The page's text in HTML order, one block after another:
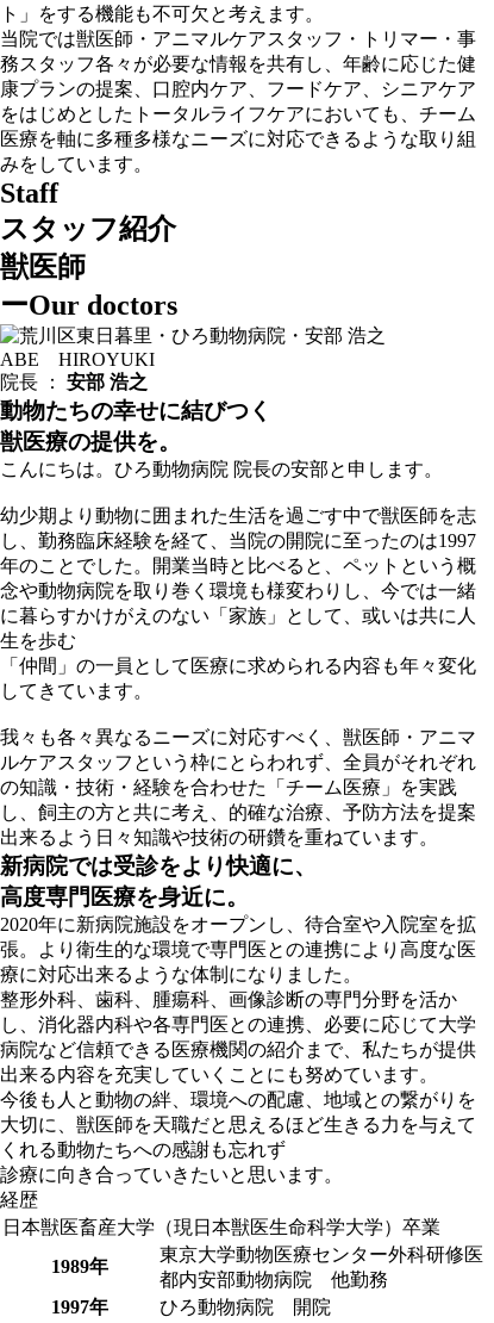
ト」をする機能も不可欠と考えます。
当院では獣医師・アニマルケアスタッフ・トリマー・事
務スタッフ各々が必要な情報を共有し、年齢に応じた健
康プランの提案、口腔内ケア、フードケア、シニアケア
をはじめとしたトータルライフケアにおいても、チーム
医療を軸に多種多様なニーズに対応できるような取り組
みをしています。
Staff
スタッフ紹介
獣医師
ーOur doctors
ABE HIROYUKI
院長 ： 安部 浩之
動物たちの幸せに結びつく
獣医療の提供を。
こんにちは。ひろ動物病院 院長の安部と申します。
幼少期より動物に囲まれた生活を過ごす中で獣医師を志
し、勤務臨床経験を経て、当院の開院に至ったのは1997
年のことでした。開業当時と比べると、ペットという概
念や動物病院を取り巻く環境も様変わりし、今では一緒
に暮らすかけがえのない「家族」として、或いは共に人
生を歩む
「仲間」の一員として医療に求められる内容も年々変化
してきています。
我々も各々異なるニーズに対応すべく、獣医師・アニマ
ルケアスタッフという枠にとらわれず、全員がそれぞれ
の知識・技術・経験を合わせた「チーム医療」を実践
し、飼主の方と共に考え、的確な治療、予防方法を提案
出来るよう日々知識や技術の研鑽を重ねています。
新病院では受診をより快適に、
高度専門医療を身近に。
2020年に新病院施設をオープンし、待合室や入院室を拡
張。より衛生的な環境で専門医との連携により高度な医
療に対応出来るような体制になりました。
整形外科、歯科、腫瘍科、画像診断の専門分野を活か
し、消化器内科や各専門医との連携、必要に応じて大学
病院など信頼できる医療機関の紹介まで、私たちが提供
出来る内容を充実していくことにも努めています。
今後も人と動物の絆、環境への配慮、地域との繋がりを
大切に、獣医師を天職だと思えるほど生きる力を与えて
くれる動物たちへの感謝も忘れず
診療に向き合っていきたいと思います。
経歴
日本獣医畜産大学（現日本獣医生命科学大学）卒業
1989年
東京大学動物医療センター外科研修医
都内安部動物病院 他勤務
1997年
ひろ動物病院 開院